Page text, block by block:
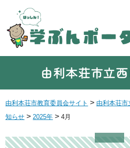
由利本荘市立
由利本荘市教育委員会サイト > 由利本荘市
知らせ > 2025年 >4月